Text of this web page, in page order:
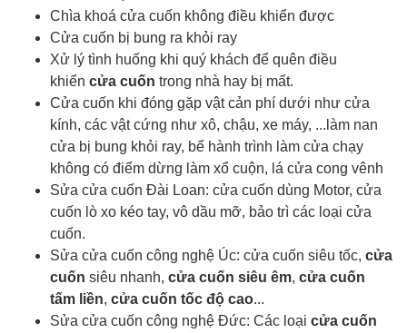
Chìa khoá cửa cuốn không điều khiển được
Cửa cuốn bị bung ra khỏi ray
Xử lý tình huống khi quý khách để quên điều
khiển cửa cuốn trong nhà hay bị mất.
Cửa cuốn khi đóng gặp vật cản phí dưới như cửa
kính, các vật cứng như xô, chậu, xe máy, ...làm nan
cửa bị bung khỏi ray, bể hành trình làm cửa chạy
không có điểm dừng làm xổ cuộn, lá cửa cong vênh
Sửa cửa cuốn Đài Loan: cửa cuốn dùng Motor, cửa
cuốn lò xo kéo tay, vô dầu mỡ, bảo trì các loại cửa
cuốn.
Sửa cửa cuốn công nghệ Úc: cửa cuốn siêu tốc, cửa
cuốn siêu nhanh, cửa cuốn siêu êm, cửa cuốn
tấm liền, cửa cuốn tốc độ cao...
Sửa cửa cuốn công nghệ Đức: Các loại cửa cuốn